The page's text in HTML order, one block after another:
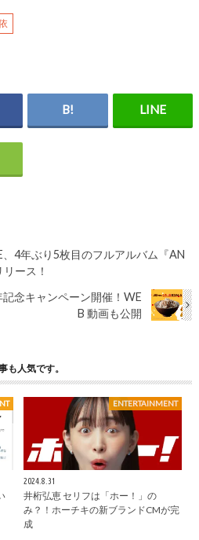
、4年ぶり5枚目のフルアルバム『AN
ース！
記念キャンペーン開催！WE
B 動画も公開
も人気です。
ENTERTAINMENT
2024.8.31
井桁弘恵 セリフは「ホー！」の
み？！ホーチキの新ブランドCMが完
成